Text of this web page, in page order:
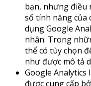
bạn, nhưng điều
số tính năng của
dụng Google
nhân. Trong
thể có tùy chọn
như được mô tả
Google Analytics
được cung cấp